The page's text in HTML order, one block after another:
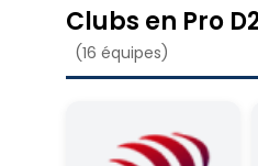
Clubs en Pro
(16 équipes)